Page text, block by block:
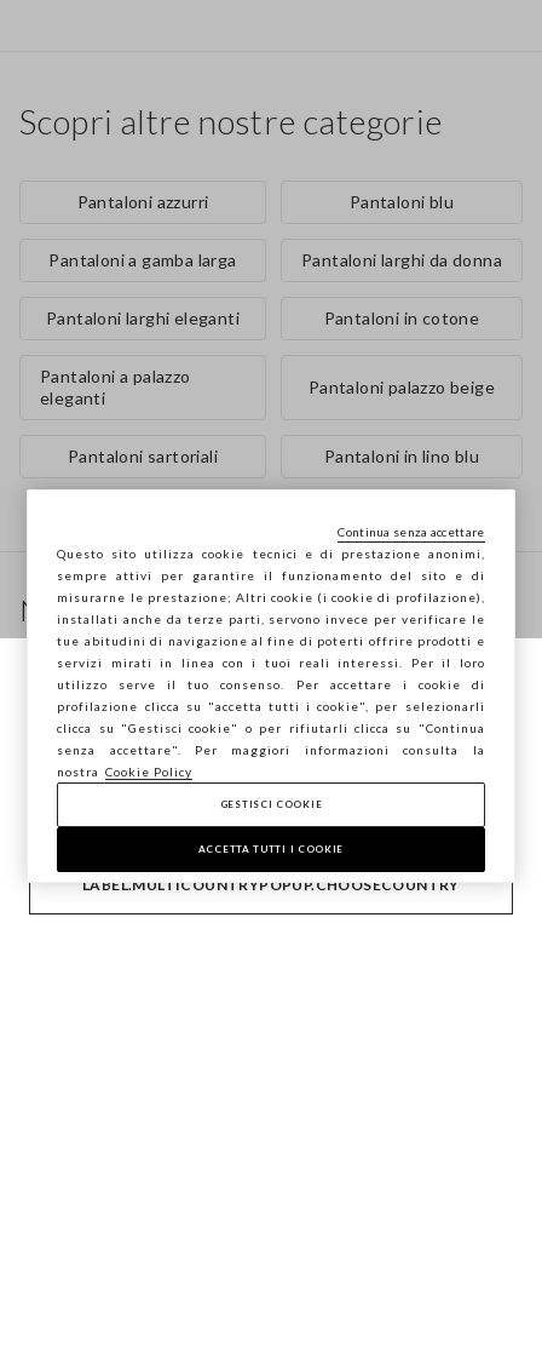
Scopri altre nostre categorie
Pantaloni azzurri Pantaloni blu
Pantaloni a gamba larga Pantaloni larghi da donna
Pantaloni larghi eleganti Pantaloni in cotone
Pantaloni a palazzo
eleganti
Pantaloni palazzo beige
Pantaloni sartoriali Pantaloni in lino blu
Newsletter
Ricevi informazioni su nuovi drop, collezioni e
promozioni. Per te -10% di sconto.
FOOTER.NEWSLETTER.SUBSCRIBE
IT EN
Stai navigando su STEFANEL Italia, vuoi
salvare la tua posizione?
CONFERMA
LABEL.MULTICOUNTRYPOPUP.CHOOSECOUNTRY
Questo sito utilizza cookie tecnici e di prestazione anonimi,
sempre attivi per garantire il funzionamento del sito e di
misurarne le prestazione; Altri cookie (i cookie di profilazione),
installati anche da terze parti, servono invece per verificare le
tue abitudini di navigazione al fine di poterti offrire prodotti e
servizi mirati in linea con i tuoi reali interessi. Per il loro
utilizzo serve il tuo consenso. Per accettare i cookie di
profilazione clicca su "accetta tutti i cookie", per selezionarli
clicca su "Gestisci cookie" o per rifiutarli clicca su "Continua
senza accettare". Per maggiori informazioni consulta la
nostra
Cookie Policy
GESTISCI COOKIE
ACCETTA TUTTI I COOKIE
Continua senza accettare